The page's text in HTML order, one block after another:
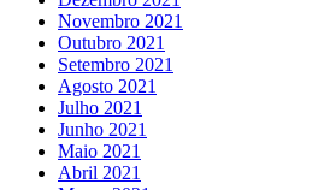
Novembro 2021
Outubro 2021
Setembro 2021
Agosto 2021
Julho 2021
Junho 2021
Maio 2021
Abril 2021